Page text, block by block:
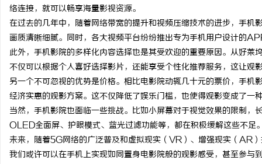
络连接，就可以畅享海量影视资源。
在过去的几年中，随着网络带宽的提升和视频压缩技术的进步，手
画质清晰细腻。同时，各大视频平台纷纷推出专为手机用户设计的
此外，手机影院的多样化内容选择也是其受欢迎的重要原因。从好
不仅可以根据个人喜好选择影片，还能享受个性化推荐服务，这让观
另一个不可忽视的优势是价格。相比电影院动辄几十元的票价，手
经济实惠的观影方案。这不仅降低了娱乐门槛，也使得观影变成了一
当然，手机影院也面临一些挑战。比如小屏幕对于视觉效果的限制
OLED全面屏、护眼模式、蓝光过滤功能等，都在积极缓解这些不足
未来，随着5G网络的广泛普及和虚拟现实（VR）、增强现实（AR
我们或许可以在手机上实现如同置身电影院般的观影感受，甚至参与